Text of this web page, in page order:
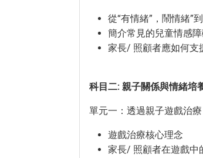
從“有情緒”，鬧情緒”
簡介常見的兒童情感
家長/ 照顧者應如何支
科目二: 親子關係與情緒培
單元一：透過親子遊戲治
遊戲治療核心理念
家長/ 照顧者在遊戲中